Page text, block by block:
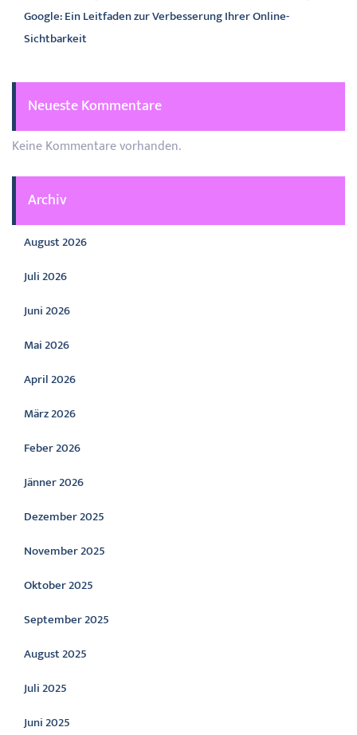
Google: Ein Leitfaden zur Verbesserung Ihrer Online-
Sichtbarkeit
Neueste Kommentare
Keine Kommentare vorhanden.
Archiv
August 2026
Juli 2026
Juni 2026
Mai 2026
April 2026
März 2026
Feber 2026
Jänner 2026
Dezember 2025
November 2025
Oktober 2025
September 2025
August 2025
Juli 2025
Juni 2025